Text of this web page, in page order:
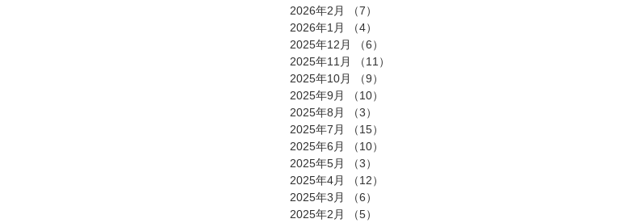
2026年2月
（7）
2026年1月
（4）
2025年12月
（6）
2025年11月
（11）
2025年10月
（9）
2025年9月
（10）
2025年8月
（3）
2025年7月
（15）
2025年6月
（10）
2025年5月
（3）
2025年4月
（12）
2025年3月
（6）
2025年2月
（5）